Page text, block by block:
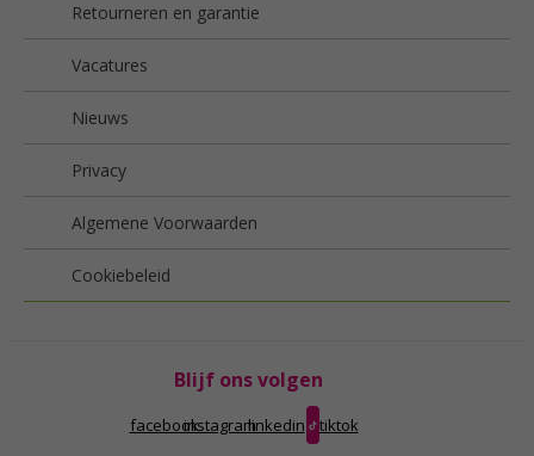
Retourneren en garantie
Vacatures
Nieuws
Privacy
Algemene Voorwaarden
Cookiebeleid
Blijf ons volgen
facebookinstagramlinkedin tiktok